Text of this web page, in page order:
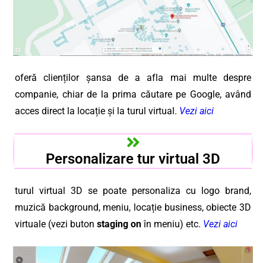
oferă clienților șansa de a afla mai multe despre
companie, chiar de la prima căutare pe Google, având
acces direct la locație și la turul virtual. Vezi aici
Personalizare tur virtual 3D
turul virtual 3D se poate personaliza cu logo brand,
muzică background, meniu, locație business, obiecte 3D
virtuale (vezi buton staging onîn meniu) etc. Vezi aici